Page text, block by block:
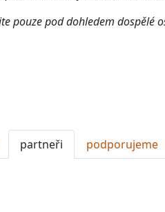
pouze pod dohledem dospělé
partneři podporujeme